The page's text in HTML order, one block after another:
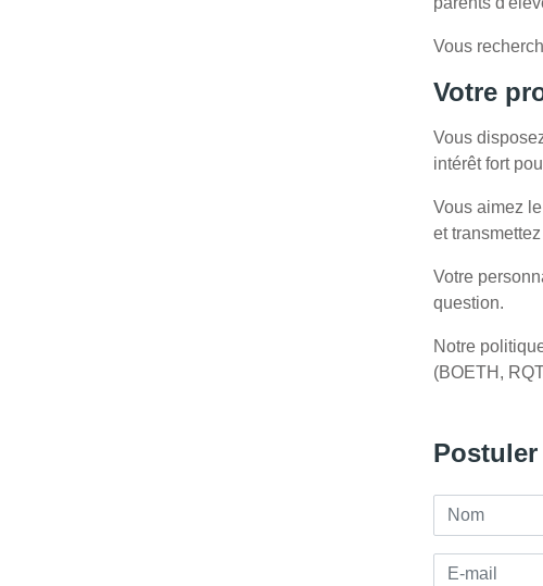
Vous
Votre
Vous
intérêt fort
Vous aimez
et
Votre
question.
Notre
(BOETH,
Postuler